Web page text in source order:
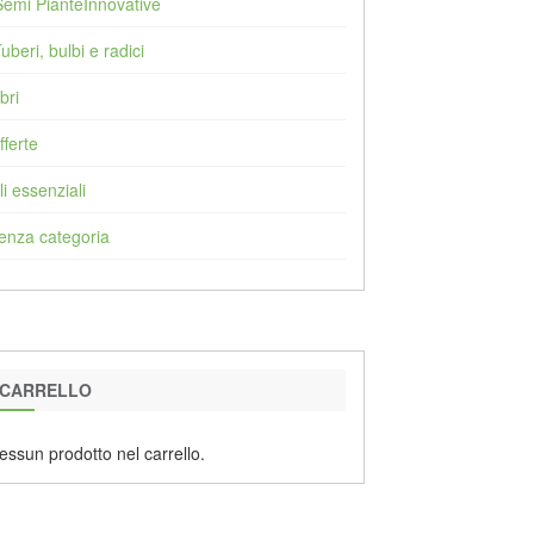
bulbi e radici
essenziali
categoria
CARRELLO
prodotto nel carrello.